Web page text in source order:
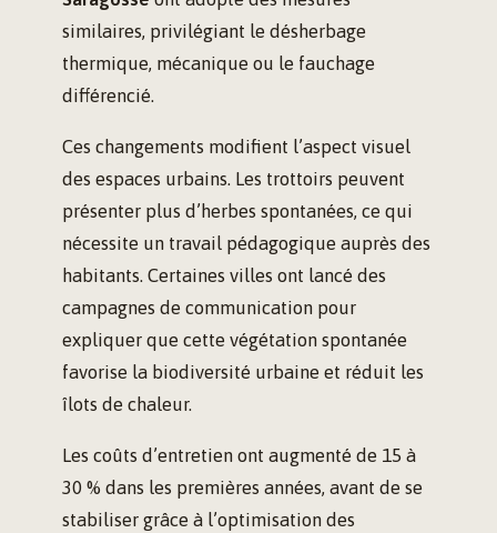
similaires, privilégiant le désherbage
thermique, mécanique ou le fauchage
différencié.
Ces changements modifient l’aspect visuel
des espaces urbains. Les trottoirs peuvent
présenter plus d’herbes spontanées, ce qui
nécessite un travail pédagogique auprès des
habitants. Certaines villes ont lancé des
campagnes de communication pour
expliquer que cette végétation spontanée
favorise la biodiversité urbaine et réduit les
îlots de chaleur.
Les coûts d’entretien ont augmenté de 15 à
30 % dans les premières années, avant de se
stabiliser grâce à l’optimisation des